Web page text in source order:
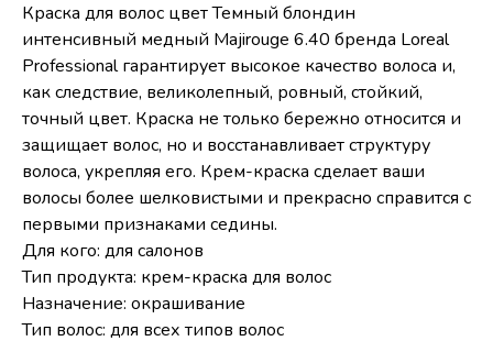
Краска для волос цвет Темный блондин
интенсивный медный Majirouge 6.40 бренда Loreal
Professional гарантирует высокое качество волоса и,
как следствие, великолепный, ровный, стойкий,
точный цвет. Краска не только бережно относится и
защищает волос, но и восстанавливает структуру
волоса, укрепляя его. Крем-краска сделает ваши
волосы более шелковистыми и прекрасно справится с
первыми признаками седины.
Для кого: для салонов
Тип продукта: крем-краска для волос
Назначение: окрашивание
Тип волос: для всех типов волос